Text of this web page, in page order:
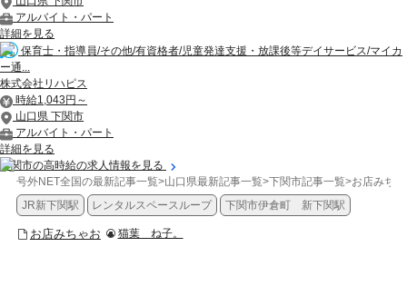
アルバイト・パート
詳細を見る
保育士・指導員/その他/有資格者/児童発達支援・放課後等デイサービス/マイカ
ー通...
株式会社リハピス
時給1,043円～
山口県 下関市
アルバイト・パート
詳細を見る
下関市の高時給の求人情報を見る
号外NET全国の最新記事一覧>山口県最新記事一覧>下関市記事一覧>お店みち
JR新下関駅
レンタルスペースループ 下関市伊倉町 新下関駅
お店みちゃお 猫葉 ね子。